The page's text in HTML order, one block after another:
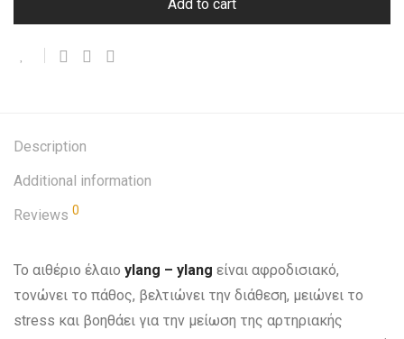
Add to cart
Description
Additional information
Reviews 0
Το αιθέριο έλαιο ylang – ylang είναι αφροδισιακό,
τονώνει το πάθος, βελτιώνει την διάθεση, μειώνει το
stress και βοηθάει για την μείωση της αρτηριακής